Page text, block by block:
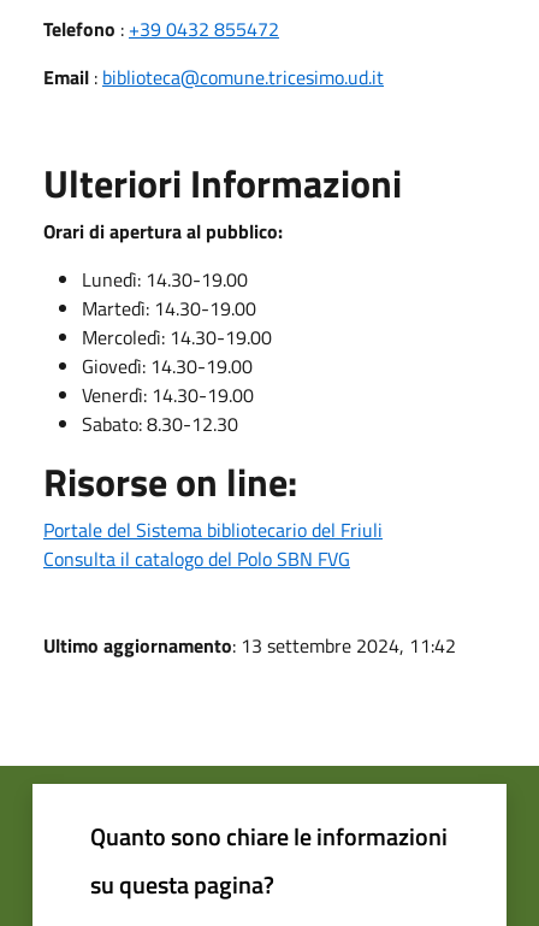
Telefono : +39 0432 855472
Email : biblioteca@comune.tricesimo.ud.it
Ulteriori Informazioni
Orari di apertura al pubblico:
Lunedì: 14.30-19.00
Martedì: 14.30-19.00
Mercoledì: 14.30-19.00
Giovedì: 14.30-19.00
Venerdì: 14.30-19.00
Sabato: 8.30-12.30
Risorse on line:
Portale del Sistema bibliotecario del Friuli
Consulta il catalogo del Polo SBN FVG
Ultimo aggiornamento: 13 settembre 2024, 11:42
Quanto sono chiare le informazioni
su questa pagina?